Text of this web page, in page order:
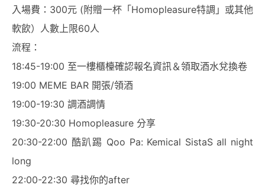
入場費：300元 (附贈一杯「Homopleasure特調」 或其他
軟飲）人數上限60人
流程：
18:45-19:00 至一樓櫃檯確認報名資訊＆領取酒水兌換卷
19:00 MEME BAR 開張/領酒
19:00-19:30 調酒調情
19:30-20:30 Homopleasure 分享
20:30-22:00 酷趴踢 Qoo Pa: Kemical SistaS all night
long
22:00-22:30 尋找你的after